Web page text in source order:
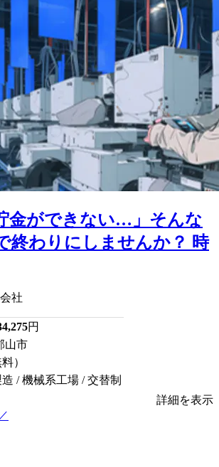
金ができない…」そんな
終わりにしませんか？ 時
社
円
山市
）
/ 機械系工場 / 交替制
詳細を表示